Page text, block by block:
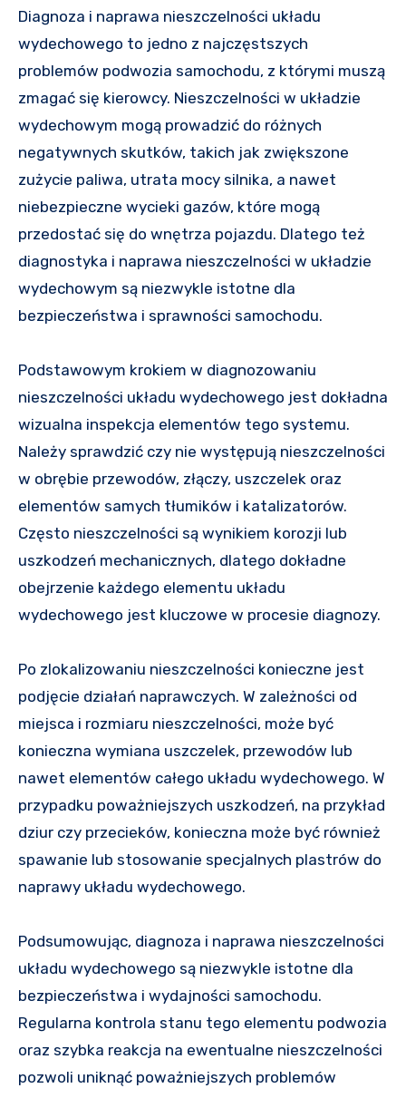
Diagnoza i naprawa nieszczelności układu
wydechowego to jedno z najczęstszych
problemów podwozia samochodu, z którymi muszą
zmagać się kierowcy. Nieszczelności w układzie
wydechowym mogą prowadzić do różnych
negatywnych skutków, takich jak zwiększone
zużycie paliwa, utrata mocy silnika, a nawet
niebezpieczne wycieki gazów, które mogą
przedostać się do wnętrza pojazdu. Dlatego też
diagnostyka i naprawa nieszczelności w układzie
wydechowym są niezwykle istotne dla
bezpieczeństwa i sprawności samochodu.
Podstawowym krokiem w diagnozowaniu
nieszczelności układu wydechowego jest dokładna
wizualna inspekcja elementów tego systemu.
Należy sprawdzić czy nie występują nieszczelności
w obrębie przewodów, złączy, uszczelek oraz
elementów samych tłumików i katalizatorów.
Często nieszczelności są wynikiem korozji lub
uszkodzeń mechanicznych, dlatego dokładne
obejrzenie każdego elementu układu
wydechowego jest kluczowe w procesie diagnozy.
Po zlokalizowaniu nieszczelności konieczne jest
podjęcie działań naprawczych. W zależności od
miejsca i rozmiaru nieszczelności, może być
konieczna wymiana uszczelek, przewodów lub
nawet elementów całego układu wydechowego. W
przypadku poważniejszych uszkodzeń, na przykład
dziur czy przecieków, konieczna może być również
spawanie lub stosowanie specjalnych plastrów do
naprawy układu wydechowego.
Podsumowując, diagnoza i naprawa nieszczelności
układu wydechowego są niezwykle istotne dla
bezpieczeństwa i wydajności samochodu.
Regularna kontrola stanu tego elementu podwozia
oraz szybka reakcja na ewentualne nieszczelności
pozwoli uniknąć poważniejszych problemów